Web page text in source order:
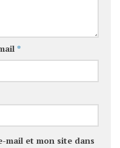
*
mail et mon site dans